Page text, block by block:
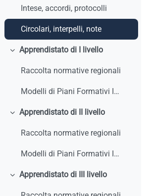
Intese, accordi, protocolli
Circolari, interpelli, note
Collapse
Apprendistato di I livello
Raccolta normative regionali
Modelli di Piani Formativi Individuali
Collapse
Apprendistato di II livello
Raccolta normative regionali
Modelli di Piani Formativi Individuali
Collapse
Apprendistato di III livello